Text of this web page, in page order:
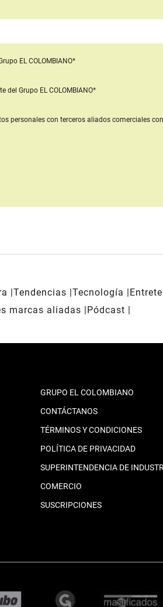
EL COLOMBIANO*
del Grupo EL COLOMBIANO*
personales con terceros aliados comerciales
Tendencias Tecnología
marcas aliadas
Pódcast
GRUPO EL COLOMBIANO
CONTÁCTANOS
TÉRMINOS Y CONDICIONES
POLÍTICA DE PRIVACIDAD
SUPERINTENDENCIA DE
COMERCIO
SUSCRIPCIONES